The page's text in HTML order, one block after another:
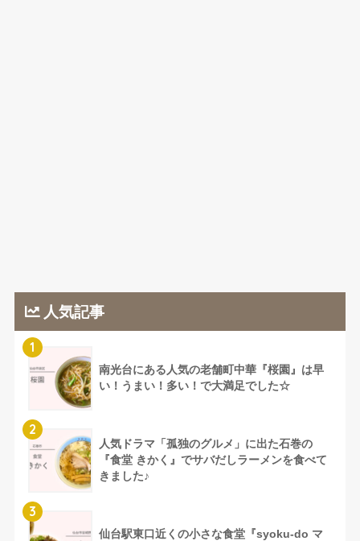
人気記事
1
南光台にある人気の老舗町中華『桜園』は早
い！うまい！多い！で大満足でした☆
2
人気ドラマ「孤独のグルメ」に出た石巻の
『食堂 きかく』でサバだしラーメンを食べて
きました♪
3
仙台駅東口近くの小さな食堂『syoku-do マ